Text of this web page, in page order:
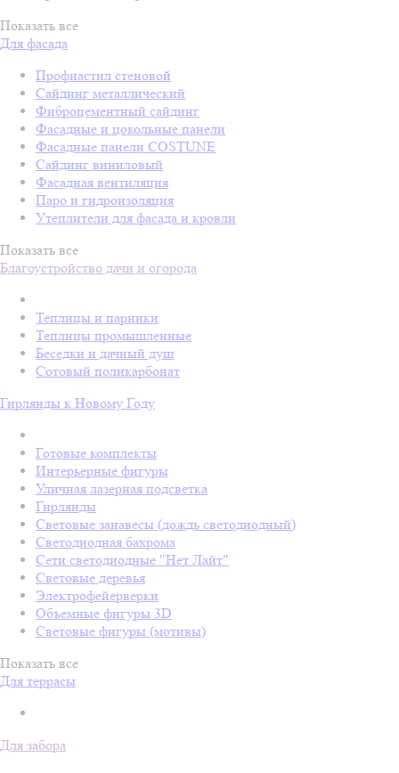
Показать все
Для фасада
Профнастил стеновой
Сайдинг металлический
Фиброцементный сайдинг
Фасадные и цокольные панели
Фасадные панели COSTUNE
Сайдинг виниловый
Фасадная вентиляция
Паро и гидроизоляция
Утеплители для фасада и кровли
Показать все
Благоустройство дачи и огорода
Теплицы и парники
Теплицы промышленные
Беседки и дачный душ
Сотовый поликарбонат
Гирлянды к Новому Году
Готовые комплекты
Интерьерные фигуры
Уличная лазерная подсветка
Гирлянды
Световые занавесы (дождь светодиодный)
Светодиодная бахрома
Сети светодиодные "Нет Лайт"
Световые деревья
Электрофейерверки
Объемные фигуры 3D
Световые фигуры (мотивы)
Показать все
Для террасы
Для забора